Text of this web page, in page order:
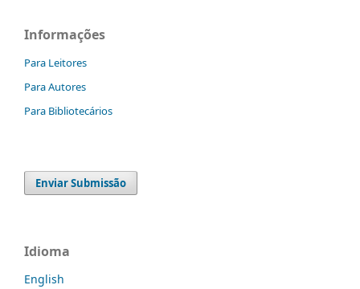
Informações
Para Leitores
Para Autores
Para Bibliotecários
Enviar Submissão
Idioma
English